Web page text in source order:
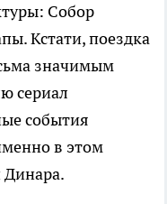
Собор
Кстати, поездка
значимым
сериал
события
в этом
Динара.